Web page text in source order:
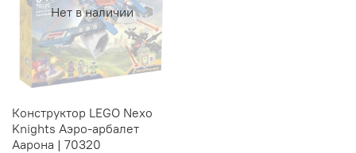
Нет в наличии
Конструктор LEGO Nexo
Knights Аэро-арбалет
Аарона | 70320